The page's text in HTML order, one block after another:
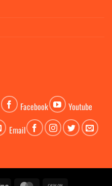
Facebook
Youtube
Email